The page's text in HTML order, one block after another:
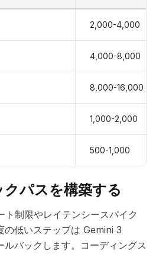
2,000-4,000
4,000-8,000
8,000-16,000
1,000-2,000
500-1,000
パスを構築する
制限やレイテンシースパイク
の低いステップは Gemini 3
バックします。コーディングス